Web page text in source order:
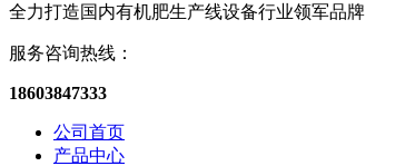
全力打造国内有机肥生产线设备行业领军品牌
服务咨询热线：
18603847333
公司首页
产品中心